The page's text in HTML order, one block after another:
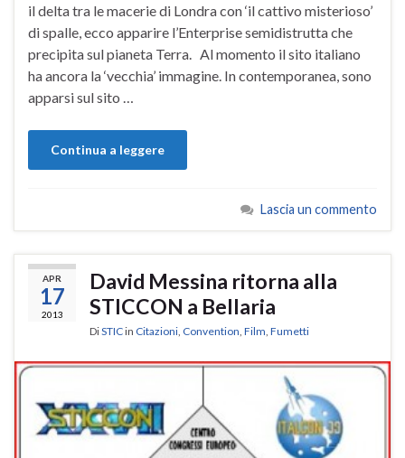
il delta tra le macerie di Londra con ‘il cattivo misterioso’
di spalle, ecco apparire l’Enterprise semidistrutta che
precipita sul pianeta Terra. Al momento il sito italiano
ha ancora la ‘vecchia’ immagine. In contemporanea, sono
apparsi sul sito …
Continua a leggere
Lascia un commento
APR
17
2013
David Messina ritorna alla
STICCON a Bellaria
DiSTICin Citazioni Convention Film Fumetti